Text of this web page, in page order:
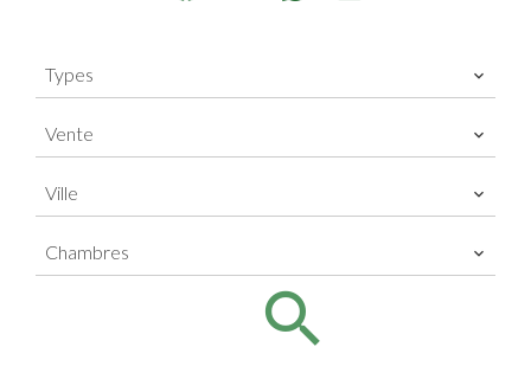
Types
Vente
Ville
Chambres